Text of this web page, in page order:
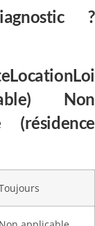
?
Non
(résidence